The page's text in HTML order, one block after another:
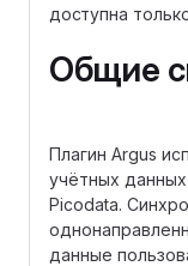
доступна
Общие
Плагин Argus
учётных
Picodata.
данные